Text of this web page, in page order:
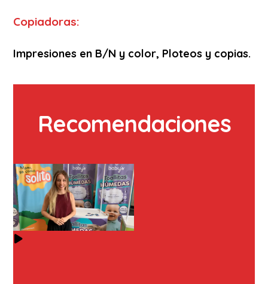
Copiadoras:
Impresiones en B/N y color, Ploteos y copias.
Recomendaciones